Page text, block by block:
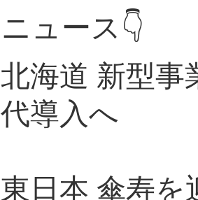
ュース👇
海道 新型
導入へ
日本 傘寿